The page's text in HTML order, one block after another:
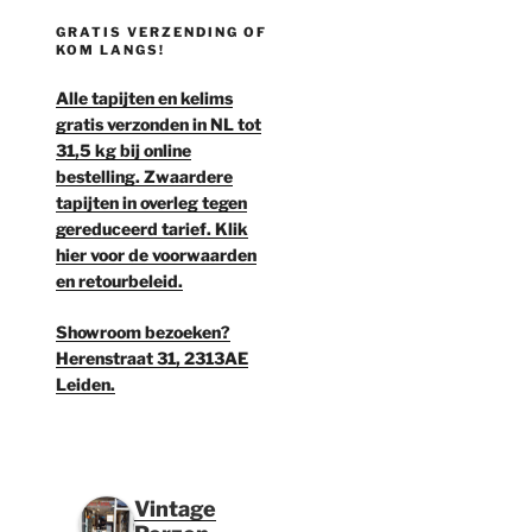
GRATIS VERZENDING OF
KOM LANGS!
Alle tapijten en kelims
gratis verzonden in NL tot
31,5 kg bij online
bestelling. Zwaardere
tapijten in overleg tegen
gereduceerd tarief. Klik
hier voor de voorwaarden
en retourbeleid.
Showroom bezoeken?
Herenstraat 31, 2313AE
Leiden.
Vintage